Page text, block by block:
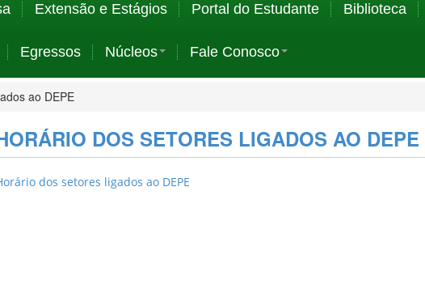
Extensão e Estágios Portal do Estudante Biblioteca
Egressos Núcleos Fale Conosco
ao DEPE
DOS SETORES LIGADOS AO DEPE
dos setores ligados ao DEPE